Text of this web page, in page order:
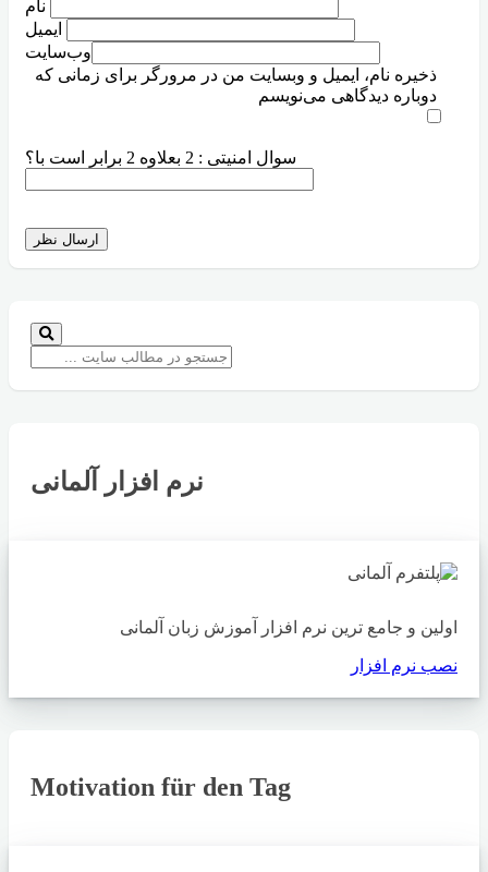
نام
ایمیل
وب‌سایت
ذخیره نام، ایمیل و وبسایت من در مرورگر برای زمانی که
دوباره دیدگاهی می‌نویسم
سوال امنیتی : 2 بعلاوه 2 برابر است با؟
ارسال نظر
نرم افزار آلمانی
اولین و جامع ترین نرم افزار آموزش زبان آلمانی
نصب نرم افزار
Motivation für den Tag